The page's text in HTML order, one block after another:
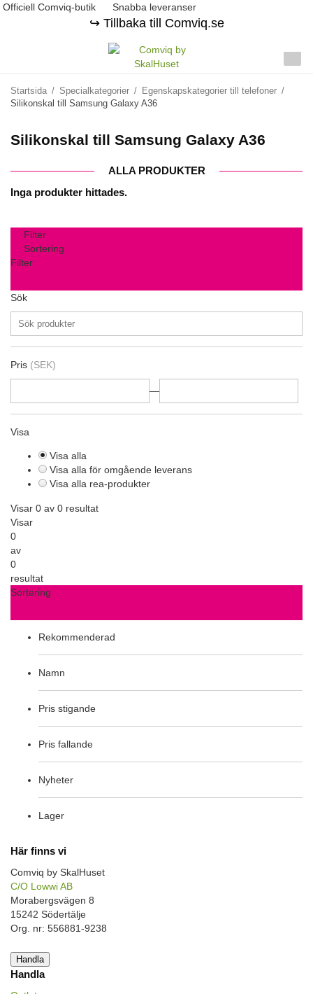
Officiell Comviq-butik Snabba leveranser
↪️ Tillbaka till Comviq.se
Startsida / Specialkategorier / Egenskapskategorier till telefoner /
Silikonskal till Samsung Galaxy A36
Silikonskal till Samsung Galaxy A36
ALLA PRODUKTER
Inga produkter hittades.
Filter
Sortering
Filter
Sök
Pris (SEK)
—
Visa
Visa alla
Visa alla för omgående leverans
Visa alla rea-produkter
Visar 0 av 0 resultat
Visar
0
av
0
resultat
Sortering
Rekommenderad
Namn
Pris stigande
Pris fallande
Nyheter
Lager
Här finns vi
Comviq by SkalHuset
C/O Lowwi AB
Morabergsvägen 8
15242 Södertälje
Org. nr: 556881-9238
Handla
Handla